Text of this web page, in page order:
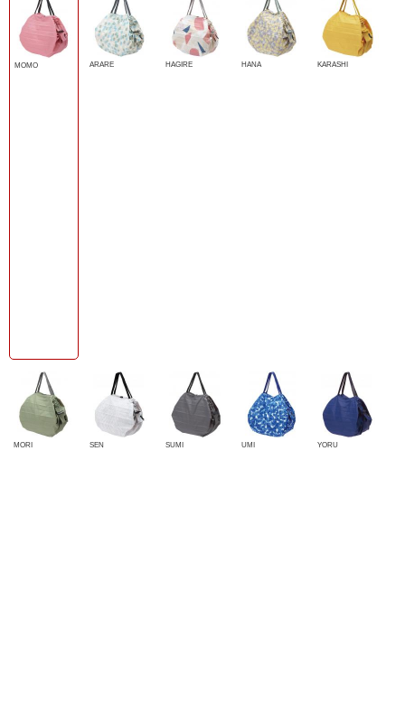
MOMO ARARE HAGIRE HANA KARASHI
MORI SEN SUMI UMI YORU